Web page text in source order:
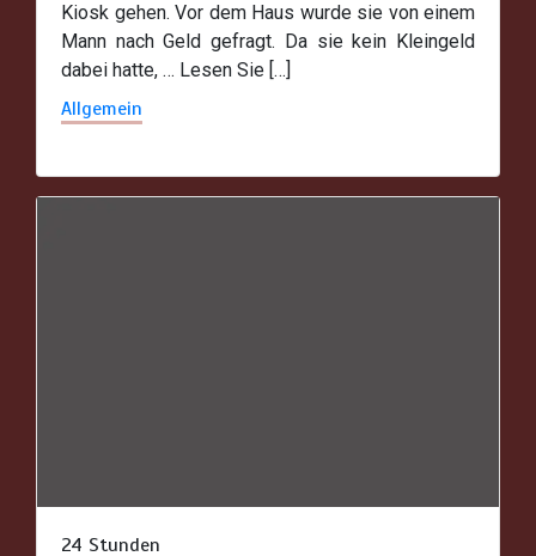
Kiosk gehen. Vor dem Haus wurde sie von einem
Mann nach Geld gefragt. Da sie kein Kleingeld
dabei hatte, … Lesen Sie […]
Allgemein
24 Stunden